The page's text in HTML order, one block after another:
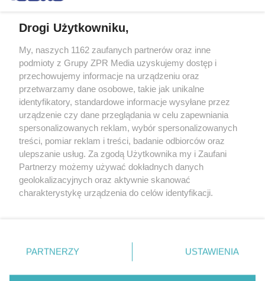
Żaden utwór zamieszczony w serwisie nie może być powielany i
rozpowszechniany lub dalej rozpowszechniany w jakikolwiek sposób (w
tym także elektroniczny lub mechaniczny) na jakimkolwiek polu
eksploatacji w jakiejkolwiek formie, włącznie z umieszczaniem w
Internecie bez pisemnej zgody właściciela praw. Jakiekolwiek użycie lub
wykorzystanie utworów w całości lub w części z naruszeniem prawa,
tzn. bez właściwej zgody, jest zabronione pod groźbą kary i może być
ścigane prawnie.
© 2026 Grupa ZPR Media
Drogi Użytkowniku,
My, naszych 1162 zaufanych partnerów oraz inne
podmioty z Grupy ZPR Media uzyskujemy dostęp i
przechowujemy informacje na urządzeniu oraz
przetwarzamy dane osobowe, takie jak unikalne
identyfikatory, standardowe informacje wysyłane przez
urządzenie czy dane przeglądania w celu zapewniania
spersonalizowanych reklam, wybór spersonalizowanych
treści, pomiar reklam i treści, badanie odbiorców oraz
ulepszanie usług. Za zgodą Użytkownika my i Zaufani
Partnerzy możemy używać dokładnych danych
geolokalizacyjnych oraz aktywnie skanować
charakterystykę urządzenia do celów identyfikacji.
zmienić/wycofać klikając przycisk ustawień prywatności
znajdujący się w lewym dolnym rogu strony
rodzaje przetwarzania danych nie wymagają zgody
PARTNERZY USTAWIENIA